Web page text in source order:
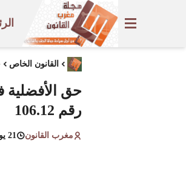
القانون الخاص
حق الأفضلية
رقم 106.12
مغرب القانون 21 يونيو 2020 - 00:38